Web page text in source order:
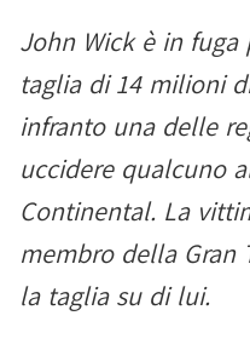
John Wick è in fuga
taglia di 14 milioni
infranto una delle
uccidere qualcuno
Continental. La
membro della Gran
la taglia su di lui.